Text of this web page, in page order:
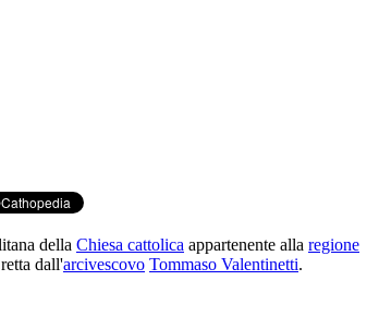
della Chiesa cattolica appartenente alla regione
dall'arcivescovo Tommaso Valentinetti.